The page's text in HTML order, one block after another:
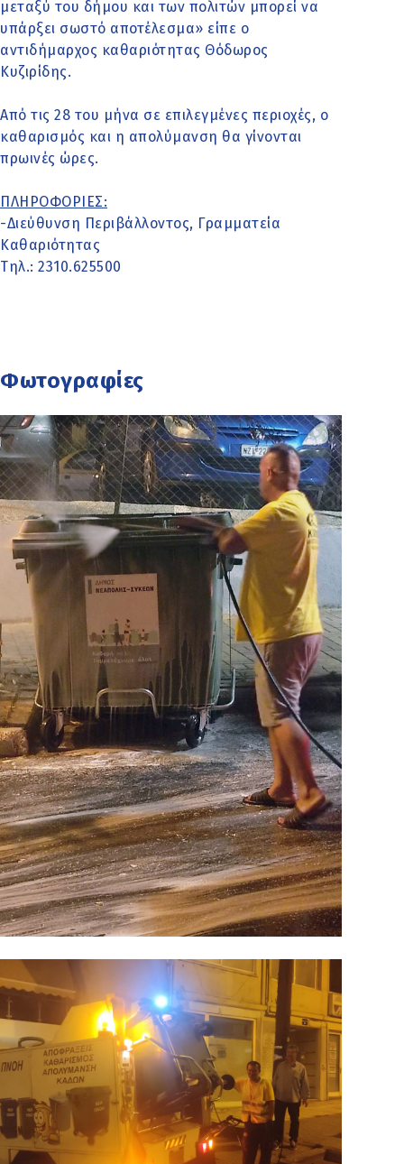
μεταξύ του δήμου και των πολιτών μπορεί να
υπάρξει σωστό αποτέλεσμα» είπε ο
αντιδήμαρχος καθαριότητας Θόδωρος
Κυζιρίδης.
Από τις 28 του μήνα σε επιλεγμένες περιοχές, ο
καθαρισμός και η απολύμανση θα γίνονται
πρωινές ώρες.
ΠΛΗΡΟΦΟΡΙΕΣ:
-Διεύθυνση Περιβάλλοντος, Γραμματεία
Καθαριότητας
Τηλ.: 2310.625500
Φωτογραφίες